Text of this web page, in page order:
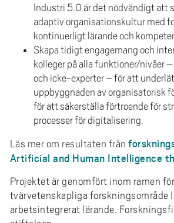
Industri 5.0 är det nödvändigt att
adaptiv organisationskultur med
kontinuerligt lärande och
Skapa tidigt engagemang och
kolleger på alla funktioner/nivåer
och icke-experter – för att
uppbyggnaden av organisatorisk
för att säkerställa förtroende för
processer för digitalisering.
Läs mer om resultaten från
Artificial and Human Intelligence
Projektet är genomfört inom ramen
tvärvetenskapliga forskningsområde
arbetsintegrerat lärande.